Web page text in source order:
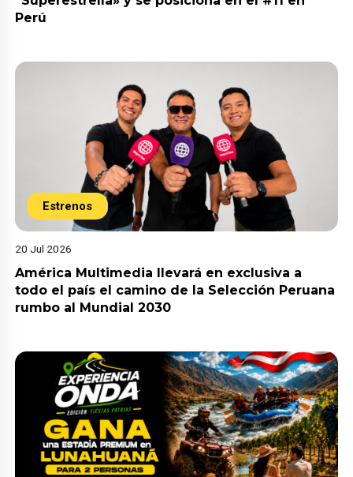
Perú
Estrenos
20 Jul 2026
América Multimedia llevará en exclusiva a
todo el país el camino de la Selección Peruana
rumbo al Mundial 2030